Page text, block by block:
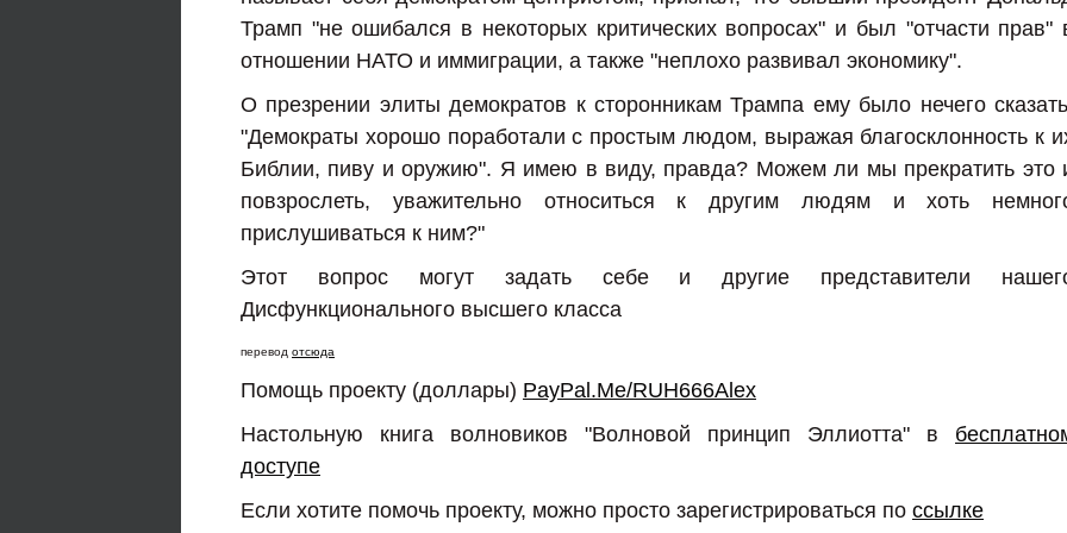
Трамп "не ошибался в некоторых критических вопросах" и был "отчасти прав"
отношении НАТО и иммиграции, а также "неплохо развивал экономику".
О презрении элиты демократов к сторонникам Трампа ему было нечего
"Демократы хорошо поработали с простым людом, выражая благосклонность к
Библии, пиву и оружию". Я имею в виду, правда? Можем ли мы прекратить это
повзрослеть, уважительно относиться к другим людям и хоть
прислушиваться к ним?"
Этот вопрос могут задать себе и другие представители
Дисфункционального высшего класса
перевод отсюда
Помощь проекту (доллары) PayPal.Me/RUH666Alex
Настольную книга волновиков "Волновой принцип Эллиотта" в
доступе
Если хотите помочь проекту, можно просто зарегистрироваться по ссылке